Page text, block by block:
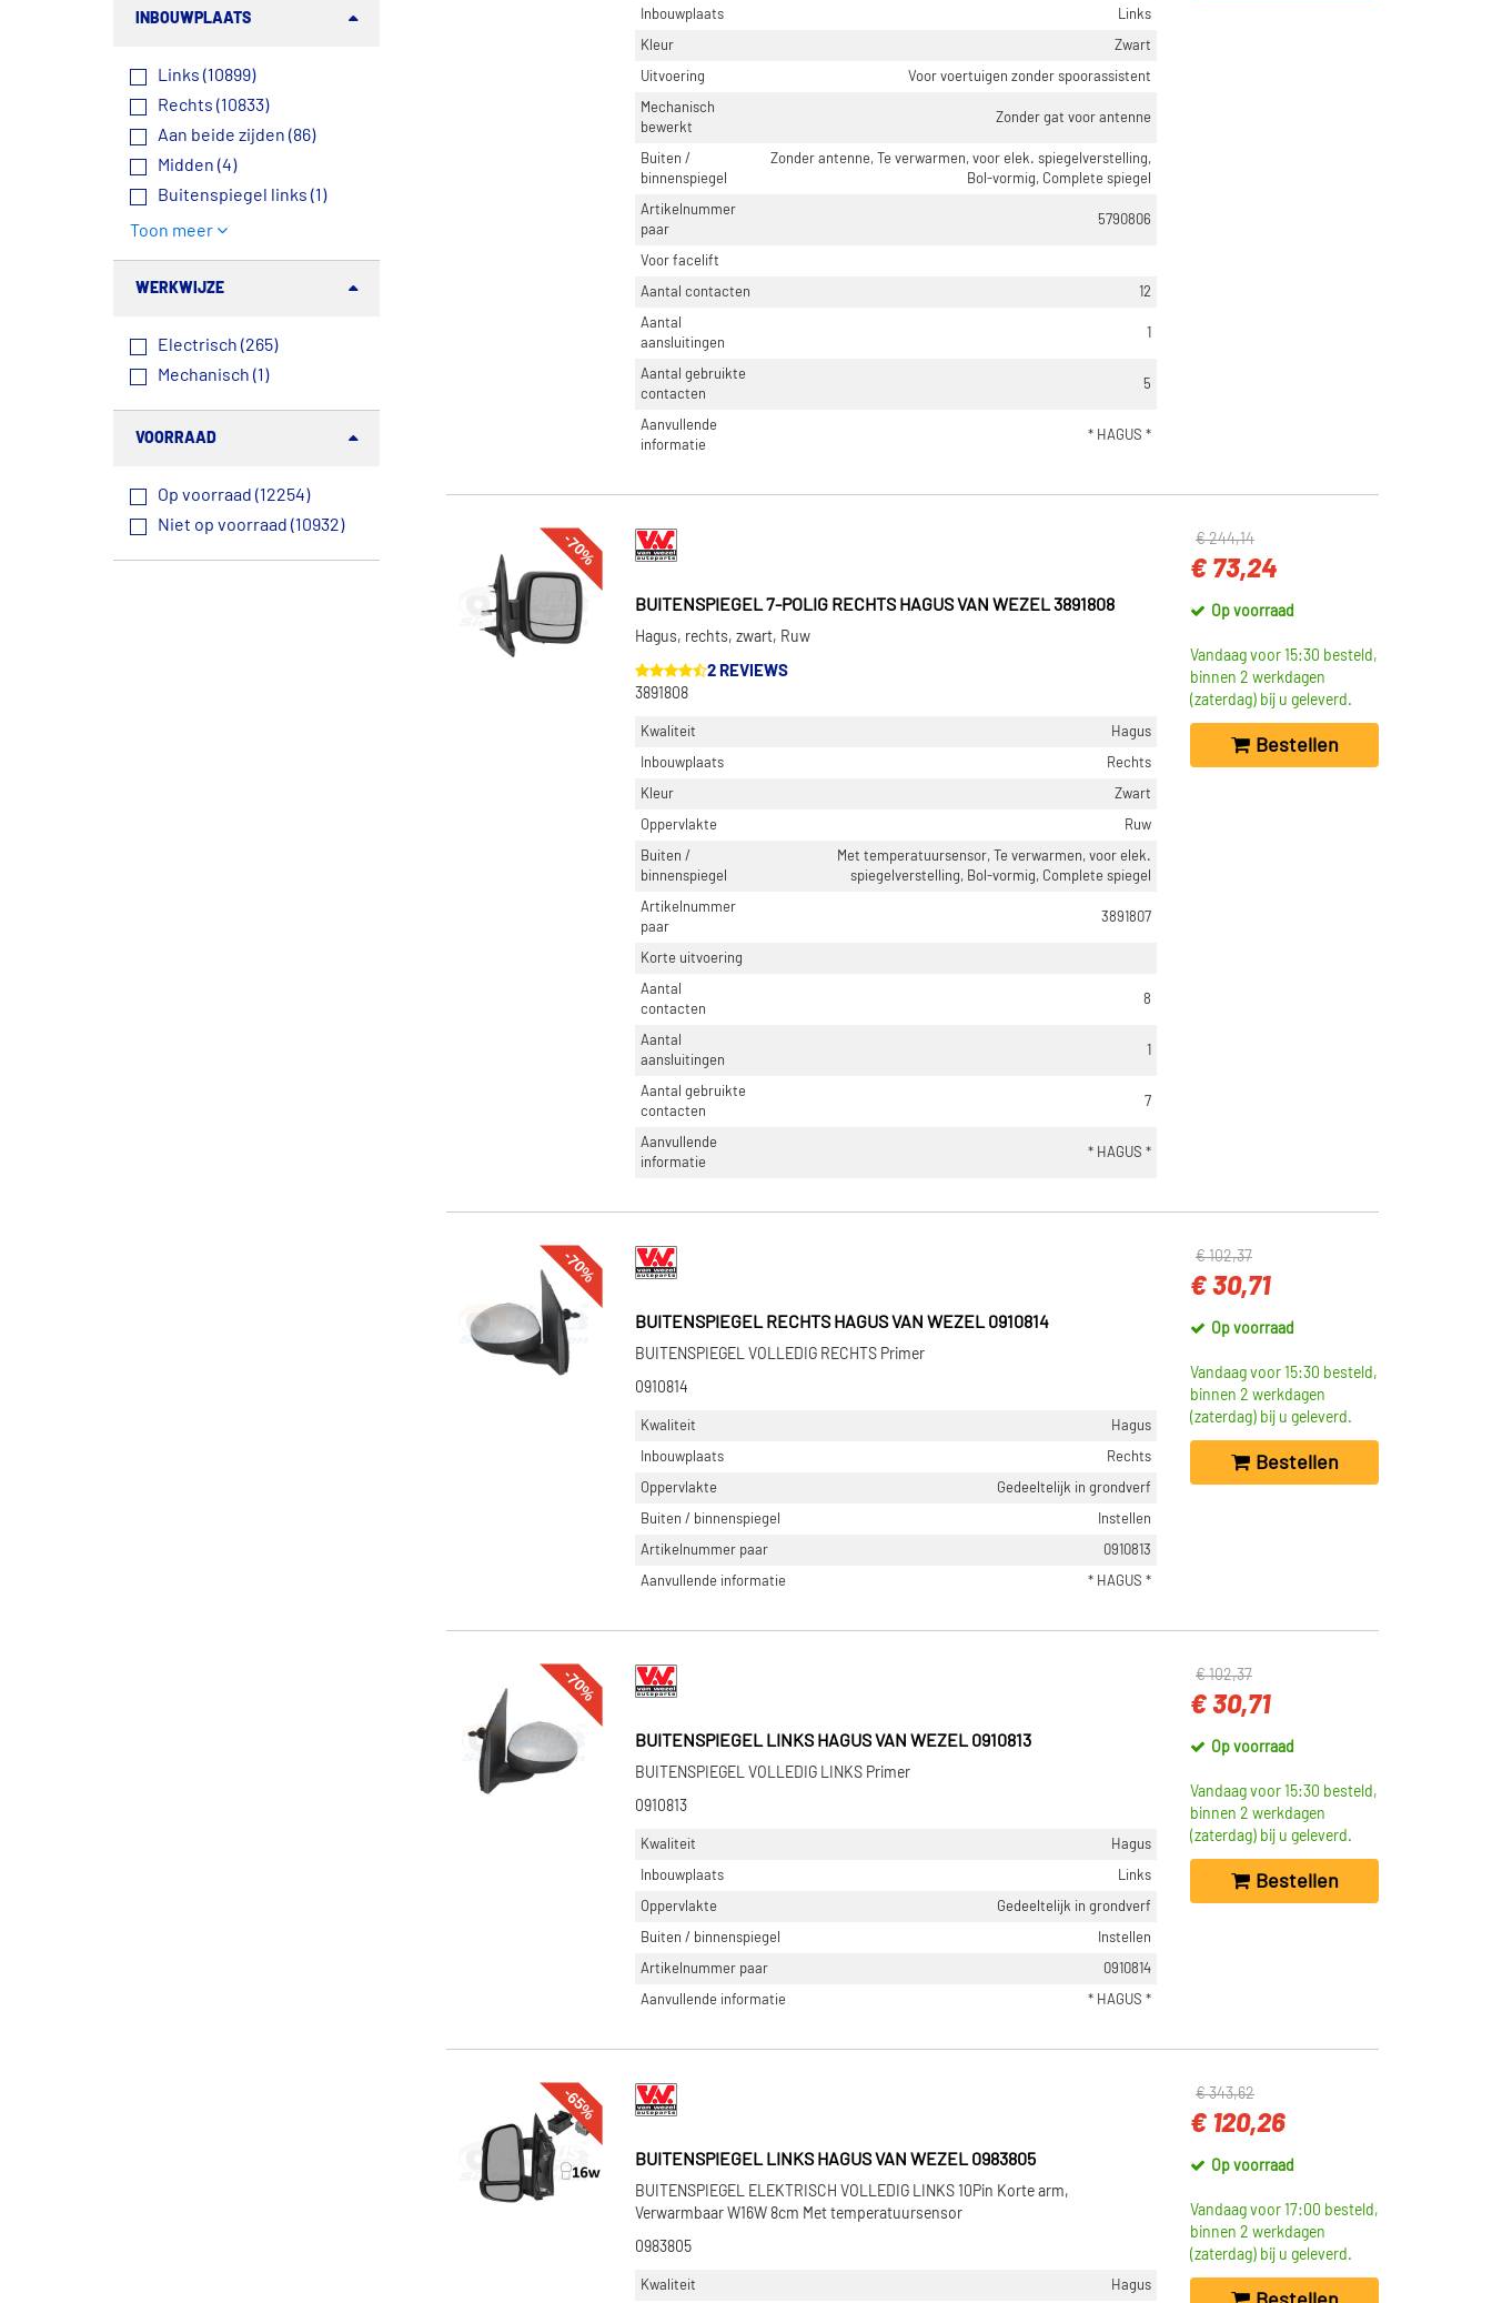
INBOUWPLAATS
Links (10899)
Rechts (10833)
Aan beide zijden (86)
Midden (4)
Buitenspiegel links (1)
Toon meer
WERKWIJZE
Electrisch (265)
Mechanisch (1)
VOORRAAD
Op voorraad (12254)
Niet op voorraad (10932)
Inbouwplaats
Links
Kleur
Zwart
Uitvoering
Voor voertuigen zonder spoorassistent
Mechanisch
bewerkt
Zonder gat voor antenne
Buiten /
binnenspiegel
Zonder antenne, Te verwarmen, voor elek. spiegelverstelling,
Bol-vormig, Complete spiegel
Artikelnummer
paar
5790806
Voor facelift
Aantal contacten
12
Aantal
aansluitingen
1
Aantal gebruikte
contacten
5
Aanvullende
informatie
* HAGUS *
-70%
BUITENSPIEGEL 7-POLIG RECHTS HAGUS VAN WEZEL 3891808
Hagus, rechts, zwart, Ruw
2 REVIEWS
3891808
Kwaliteit
Hagus
Inbouwplaats
Rechts
Kleur
Zwart
Oppervlakte
Ruw
Buiten /
binnenspiegel
Met temperatuursensor, Te verwarmen, voor elek.
spiegelverstelling, Bol-vormig, Complete spiegel
Artikelnummer
paar
3891807
Korte uitvoering
Aantal
contacten
8
Aantal
aansluitingen
1
Aantal gebruikte
contacten
7
Aanvullende
informatie
* HAGUS *
€ 244,14
€ 73,24
Op voorraad
Vandaag voor 15:30 besteld,
binnen 2 werkdagen
(zaterdag) bij u geleverd.
Bestellen
-70%
BUITENSPIEGEL RECHTS HAGUS VAN WEZEL 0910814
BUITENSPIEGEL VOLLEDIG RECHTS Primer
0910814
Kwaliteit
Hagus
Inbouwplaats
Rechts
Oppervlakte
Gedeeltelijk in grondverf
Buiten / binnenspiegel
Instellen
Artikelnummer paar
0910813
Aanvullende informatie
* HAGUS *
€ 102,37
€ 30,71
Op voorraad
Vandaag voor 15:30 besteld,
binnen 2 werkdagen
(zaterdag) bij u geleverd.
Bestellen
-70%
BUITENSPIEGEL LINKS HAGUS VAN WEZEL 0910813
BUITENSPIEGEL VOLLEDIG LINKS Primer
0910813
Kwaliteit
Hagus
Inbouwplaats
Links
Oppervlakte
Gedeeltelijk in grondverf
Buiten / binnenspiegel
Instellen
Artikelnummer paar
0910814
Aanvullende informatie
* HAGUS *
€ 102,37
€ 30,71
Op voorraad
Vandaag voor 15:30 besteld,
binnen 2 werkdagen
(zaterdag) bij u geleverd.
Bestellen
-65%
BUITENSPIEGEL LINKS HAGUS VAN WEZEL 0983805
BUITENSPIEGEL ELEKTRISCH VOLLEDIG LINKS 10Pin Korte arm,
Verwarmbaar W16W 8cm Met temperatuursensor
0983805
Kwaliteit Hagus
€ 343,62
€ 120,26
Op voorraad
Vandaag voor 17:00 besteld,
binnen 2 werkdagen
(zaterdag) bij u geleverd.